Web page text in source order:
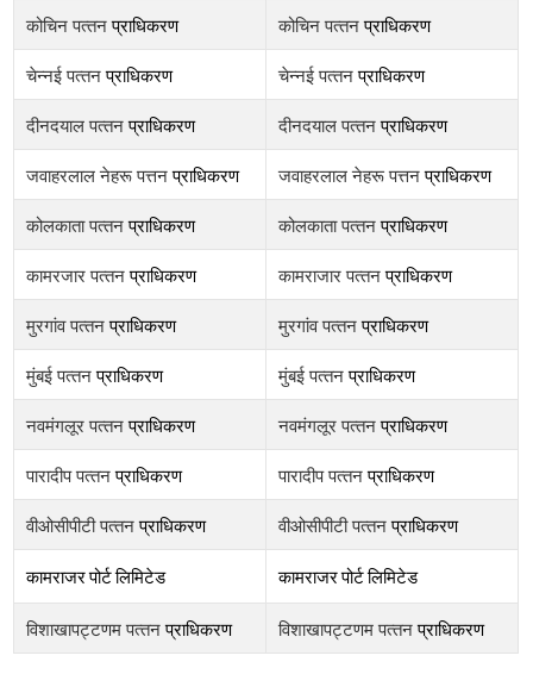
कोचिन पत्‍तनप्राधिकरण कोचिन पत्‍तनप्राधिकरण
चेन्‍नई पत्‍तनप्राधिकरण चेन्‍नई पत्‍तनप्राधिकरण
दीनदयाल पत्‍तनप्राधिकरण दीनदयाल पत्‍तनप्राधिकरण
जवाहरलाल नेहरू पत्तनप्राधिकरण जवाहरलाल नेहरू पत्तनप्राधिकरण
कोलकाता पत्‍तनप्राधिकरण कोलकाता पत्‍तनप्राधिकरण
कामरजार पत्‍तनप्राधिकरण कामराजार पत्‍तनप्राधिकरण
मुरगांव पत्‍तनप्राधिकरण मुरगांव पत्‍तनप्राधिकरण
मुंबई पत्‍तनप्राधिकरण मुंबई पत्‍तनप्राधिकरण
नवमंगलूर पत्‍तनप्राधिकरण नवमंगलूर पत्‍तनप्राधिकरण
पारादीप पत्‍तनप्राधिकरण पारादीप पत्‍तनप्राधिकरण
वीओसीपीटी पत्‍तनप्राधिकरण वीओसीपीटी पत्‍तनप्राधिकरण
कामराजरपोर्टलिमिटेड कामराजरपोर्टलिमिटेड
विशाखापट्टणम पत्‍तनप्राधिकरण विशाखापट्टणम पत्‍तनप्राधिकरण